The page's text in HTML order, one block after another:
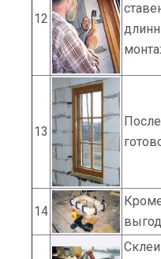
12
13
14